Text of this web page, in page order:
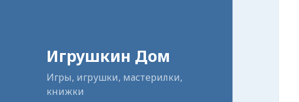
Игрушкин Дом
Игры, игрушки, мастерилки,
книжки